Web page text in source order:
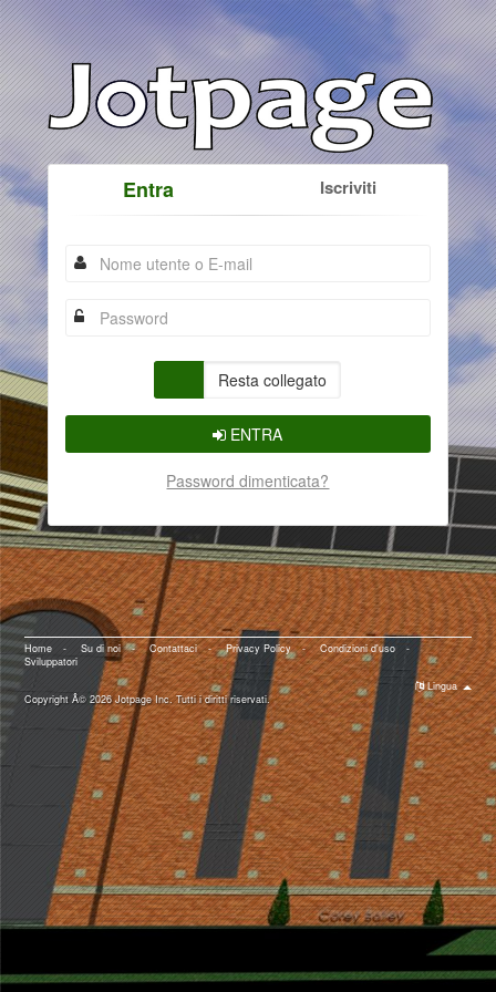
Entra Iscriviti
Resta collegato
ENTRA
Password dimenticata?
Home - Su di noi - Contattaci - Privacy Policy - Condizioni d'uso
-
Sviluppatori
Lingua
Copyright Â© 2026 Jotpage Inc. Tutti i diritti riservati.